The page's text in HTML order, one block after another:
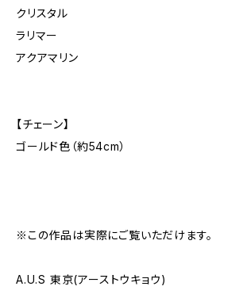
クリスタル
ラリマー
アクアマリン
【チェーン】
ゴールド色（約54cm）
※この作品は実際にご覧いただけます。
A.U.S 東京(アーストウキョウ)